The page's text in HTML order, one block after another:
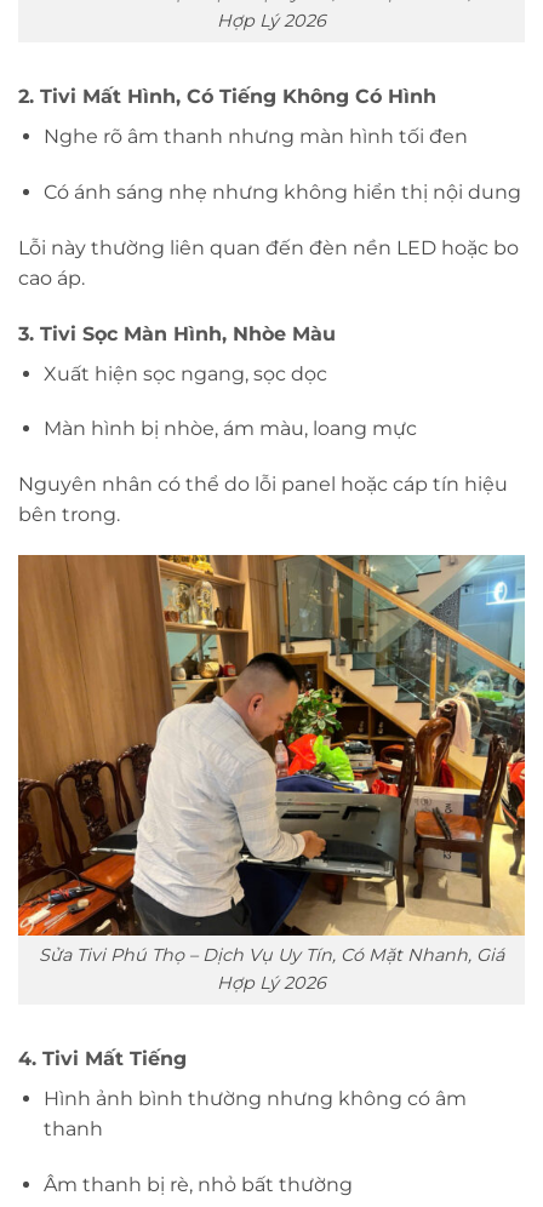
Hợp Lý 2026
2. Tivi Mất Hình, Có Tiếng Không Có Hình
Nghe rõ âm thanh nhưng màn hình tối đen
Có ánh sáng nhẹ nhưng không hiển thị nội dung
Lỗi này thường liên quan đến đèn nền LED hoặc bo
cao áp.
3. Tivi Sọc Màn Hình, Nhòe Màu
Xuất hiện sọc ngang, sọc dọc
Màn hình bị nhòe, ám màu, loang mực
Nguyên nhân có thể do lỗi panel hoặc cáp tín hiệu
bên trong.
Sửa Tivi Phú Thọ – Dịch Vụ Uy Tín, Có Mặt Nhanh, Giá
Hợp Lý 2026
4. Tivi Mất Tiếng
Hình ảnh bình thường nhưng không có âm
thanh
Âm thanh bị rè, nhỏ bất thường